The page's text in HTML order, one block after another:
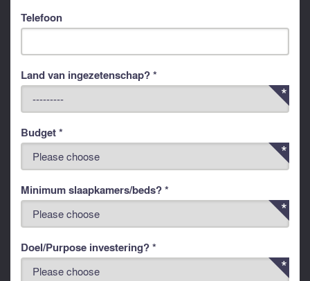
Telefoon
Land van ingezetenschap? *
Budget *
Minimum slaapkamers/beds? *
Doel/Purpose investering? *